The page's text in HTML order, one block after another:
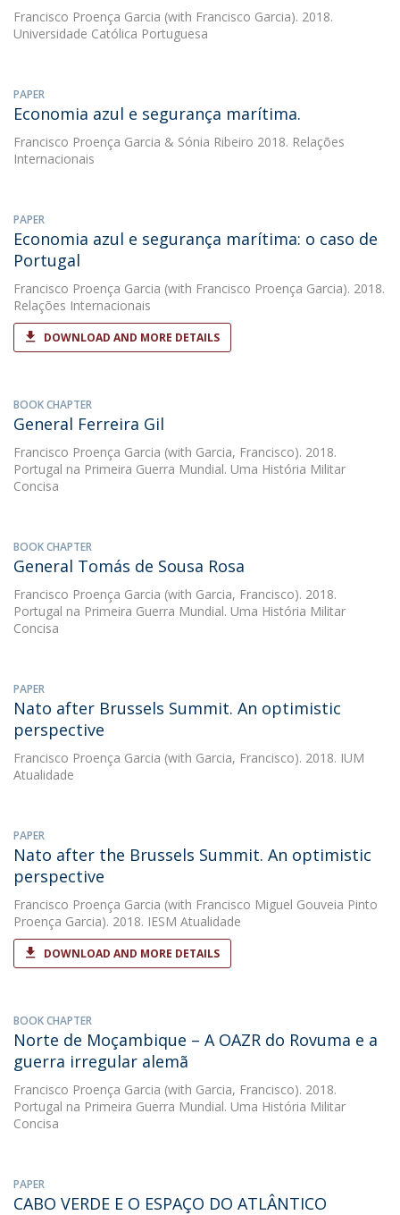
Francisco Proença Garcia (with Francisco Garcia). 2018.
Universidade Católica Portuguesa
PAPER
Economia azul e segurança marítima.
Francisco Proença Garcia & Sónia Ribeiro 2018. Relações
Internacionais
PAPER
Economia azul e segurança marítima: o caso de
Portugal
Francisco Proença Garcia (with Francisco Proença Garcia). 2018.
Relações Internacionais
DOWNLOAD AND MORE DETAILS
BOOK CHAPTER
General Ferreira Gil
Francisco Proença Garcia (with Garcia, Francisco). 2018.
Portugal na Primeira Guerra Mundial. Uma História Militar
Concisa
BOOK CHAPTER
General Tomás de Sousa Rosa
Francisco Proença Garcia (with Garcia, Francisco). 2018.
Portugal na Primeira Guerra Mundial. Uma História Militar
Concisa
PAPER
Nato after Brussels Summit. An optimistic
perspective
Francisco Proença Garcia (with Garcia, Francisco). 2018. IUM
Atualidade
PAPER
Nato after the Brussels Summit. An optimistic
perspective
Francisco Proença Garcia (with Francisco Miguel Gouveia Pinto
Proença Garcia). 2018. IESM Atualidade
DOWNLOAD AND MORE DETAILS
BOOK CHAPTER
Norte de Moçambique – A OAZR do Rovuma e a
guerra irregular alemã
Francisco Proença Garcia (with Garcia, Francisco). 2018.
Portugal na Primeira Guerra Mundial. Uma História Militar
Concisa
PAPER
CABO VERDE E O ESPAÇO DO ATLÂNTICO